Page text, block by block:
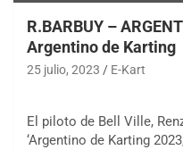
R.BARBUY –
Argentino de Karting
25 julio, 2023 E-Kart
El piloto de Bell Ville,
‘Argentino de Karting